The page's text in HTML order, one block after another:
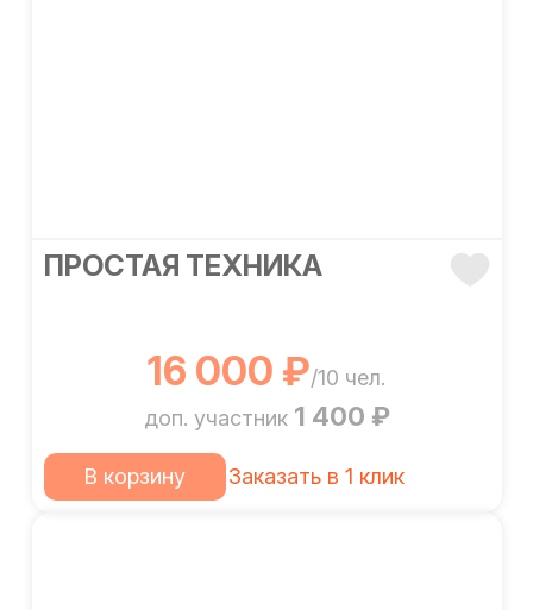
ПРОСТАЯ ТЕХНИКА
16 000 ₽/10 чел.
доп. участник 1 400 ₽
В корзину Заказать в 1 клик